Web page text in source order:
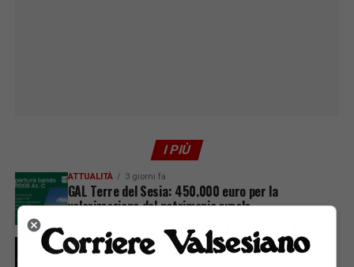
I PIÙ
ATTUALITÀ 3 giorni fa
GAL Terre del Sesia: 450.000 euro per la
valorizzazione del patrimonio rurale
ATTUALITÀ 7 giorni fa
Sabato 8 agosto in piazza a Varallo Gran Galà Lirico